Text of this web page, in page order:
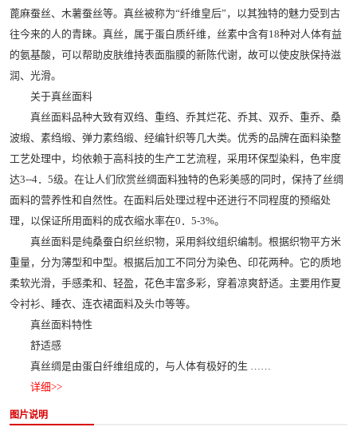
蓖麻蚕丝、木薯蚕丝等。真丝被称为“纤维皇后”，以其独特的魅力受到古
往今来的人的青睐。真丝，属于蛋白质纤维，丝素中含有18种对人体有益
的氨基酸，可以帮助皮肤维持表面脂膜的新陈代谢，故可以使皮肤保持滋
润、光滑。
关于真丝面料
真丝面料品种大致有双绉、重绉、乔其烂花、乔其、双乔、重乔、桑
波缎、素绉缎、弹力素绉缎、经编针织等几大类。优秀的品牌在面料染整
工艺处理中，均依赖于高科技的生产工艺流程，采用环保型染料，色牢度
达3--4．5级。在让人们欣赏丝绸面料独特的色彩美感的同时，保持了丝绸
面料的营养性和自然性。在面料后处理过程中还进行不同程度的预缩处
理，以保证所用面料的成衣缩水率在0．5-3%。
真丝面料是纯桑蚕白织丝织物，采用斜纹组织编制。根据织物平方米
重量，分为薄型和中型。根据后加工不同分为染色、印花两种。它的质地
柔软光滑，手感柔和、轻盈，花色丰富多彩，穿着凉爽舒适。主要用作夏
令衬衫、睡衣、连衣裙面料及头巾等等。
真丝面料特性
舒适感
真丝绸是由蛋白纤维组成的，与人体有极好的生 ……
详细>>
图片说明